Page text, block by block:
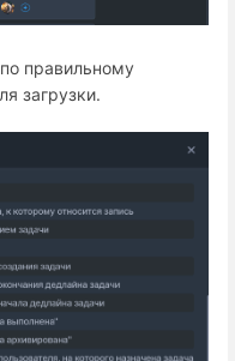
правильному
загрузки.